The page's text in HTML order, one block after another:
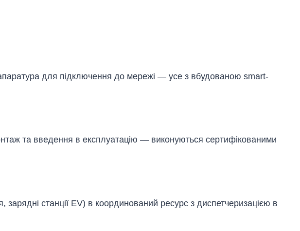
для підключення до мережі — усе з вбудованою smart-
та введення в експлуатацію — виконуються сертифікованими
станції EV) в координований ресурс з диспетчеризацією в